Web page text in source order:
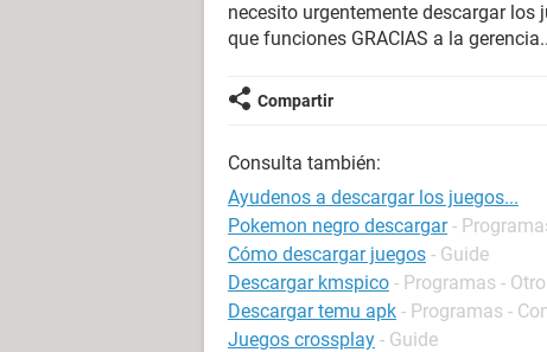
necesito urgentemente descargar
que funciones GRACIAS a la
Compartir
Consulta también:
Ayudenos a descargar los juegos...
Pokemon negro descargar -
Cómo descargar juegos - Guide
Descargar kmspico - Programas -
Descargar temu apk - Programas -
Juegos crossplay - Guide